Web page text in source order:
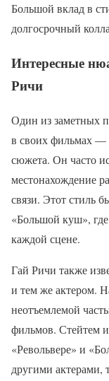
Большой вклад в
долгосрочный
Интересные
Ричи
Один из заметных
в своих фильмах —
сюжета. Он часто
местонахождение
связи. Этот стиль
«Большой куш»,
каждой сцене.
Гай Ричи также
и тем же актером.
неотъемлемой
фильмов. Стейтем
«Револьвере» и
другими